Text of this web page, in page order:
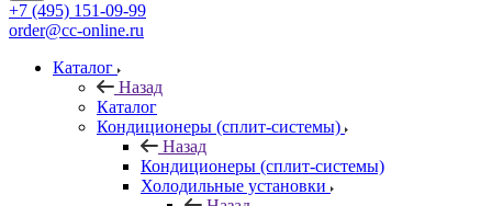
+7 (495) 151-09-99
order@cc-online.ru
Каталог
Назад
Каталог
Кондиционеры (сплит-системы)
Назад
Кондиционеры (сплит-системы)
Холодильные установки